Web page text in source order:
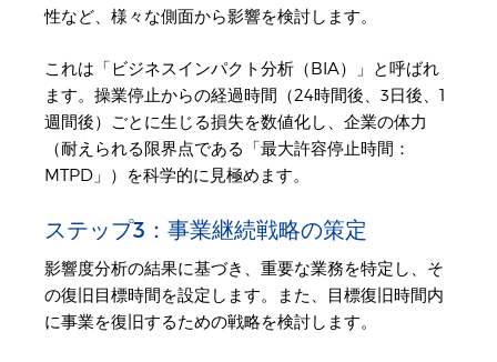
性など、様々な側面から影響を検討します。
これは「ビジネスインパクト分析（BIA）」と呼ばれ
ます。操業停止からの経過時間（24時間後、3日後、1
週間後）ごとに生じる損失を数値化し、企業の体力
（耐えられる限界点である「最大許容停止時間：
MTPD」）を科学的に見極めます。
ステップ3：事業継続戦略の策定
影響度分析の結果に基づき、重要な業務を特定し、そ
の復旧目標時間を設定します。また、目標復旧時間内
に事業を復旧するための戦略を検討します。